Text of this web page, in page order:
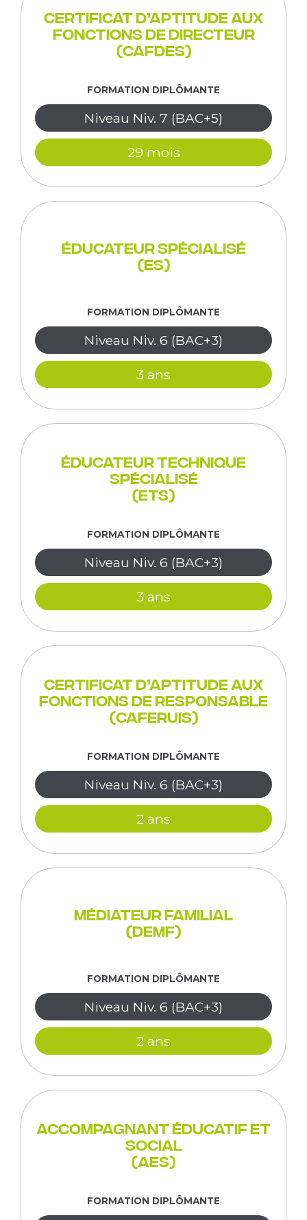
Certificat d’aptitude aux
fonctions de Directeur
(CAFDES)
FORMATION DIPLÔMANTE
Niveau Niv. 7 (BAC+5)
29 mois
Éducateur spécialisé
(ES)
FORMATION DIPLÔMANTE
Niveau Niv. 6 (BAC+3)
3 ans
Éducateur Technique
Spécialisé
(ETS)
FORMATION DIPLÔMANTE
Niveau Niv. 6 (BAC+3)
3 ans
Certificat d’aptitude aux
fonctions de responsable
(CAFERUIS)
FORMATION DIPLÔMANTE
Niveau Niv. 6 (BAC+3)
2 ans
Médiateur Familial
(DEMF)
FORMATION DIPLÔMANTE
Niveau Niv. 6 (BAC+3)
2 ans
Accompagnant Éducatif et
Social
(AES)
FORMATION DIPLÔMANTE